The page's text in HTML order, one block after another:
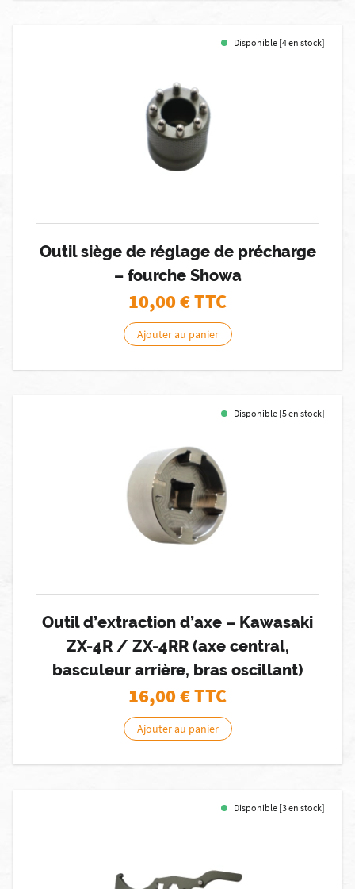
Disponible [4 en stock]
Outil siège de réglage de précharge
– fourche Showa
10,00€ TTC
Ajouter au panier
Disponible [5 en stock]
Outil d’extraction d’axe – Kawasaki
ZX-4R / ZX-4RR (axe central,
basculeur arrière, bras oscillant)
16,00€ TTC
Ajouter au panier
Disponible [3 en stock]